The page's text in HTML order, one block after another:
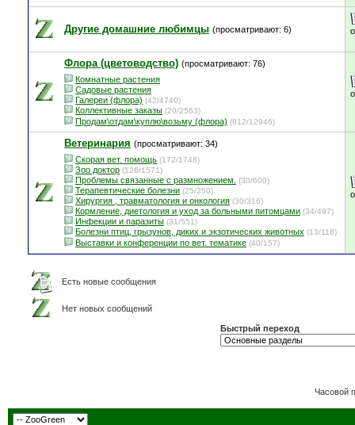
Другие домашние любимцы (просматривают: 6)
Флора (цветоводство) (просматривают: 76)
Комнатные растения
Садовые растения
Галереи (флора) (42/4740)
Коллективные заказы (20/2563)
Продам\отдам\куплю\возьму (флора) (812/12946)
Ветеринария (просматривают: 34)
Скорая вет. помощь (172/1748)
Зоо доктор (126/1571)
Проблемы связанные с размножением. (30/600)
Терапевтические болезни (25/250)
Хирургия , травматология и онкология (30/316)
Кормление, диетология и уход за больными питомцами (34/497)
Инфекции и паразиты (31/551)
Болезни птиц, грызунов, диких и экзотических животных (13/118)
Выставки и конференции по вет. тематике (40/157)
Есть новые сообщения
Нет новых сообщений
Быстрый переход
Часовой